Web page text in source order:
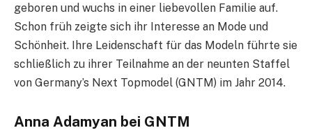
geboren und wuchs in einer liebevollen Familie auf.
Schon früh zeigte sich ihr Interesse an Mode und
Schönheit. Ihre Leidenschaft für das Modeln führte sie
schließlich zu ihrer Teilnahme an der neunten Staffel
von Germany’s Next Topmodel (GNTM) im Jahr 2014.
Anna Adamyan bei GNTM